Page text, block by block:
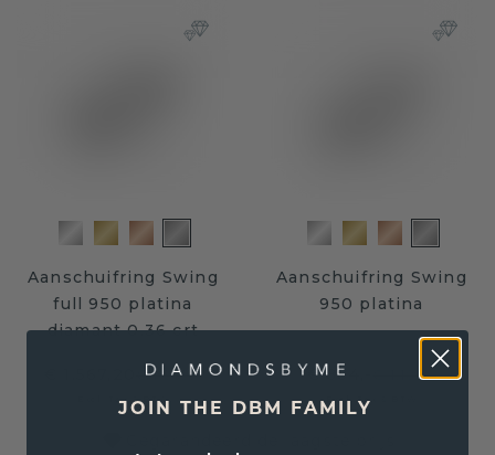
Aanschuifring Swing
full 950 platina
diamant 0.36 crt
€ 1.959,-
Excl. Tax & BTW
Aanschuifring Swing
950 platina
€ 884,- € 1.105,-
Excl. Tax & BTW
JOIN THE DBM FAMILY